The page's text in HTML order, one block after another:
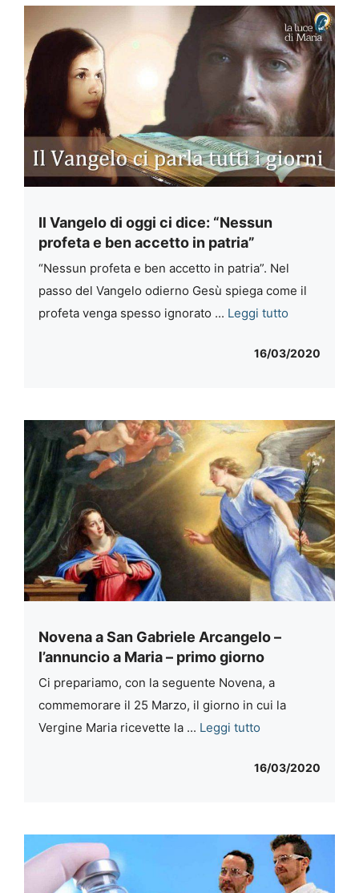
Il Vangelo di oggi ci dice: “Nessun
profeta e ben accetto in patria”
“Nessun profeta e ben accetto in patria”. Nel
passo del Vangelo odierno Gesù spiega come il
profeta venga spesso ignorato ... Leggi tutto
16/03/2020
Novena a San Gabriele Arcangelo –
l’annuncio a Maria – primo giorno
Ci prepariamo, con la seguente Novena, a
commemorare il 25 Marzo, il giorno in cui la
Vergine Maria ricevette la ... Leggi tutto
16/03/2020